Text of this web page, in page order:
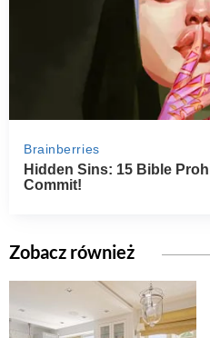
Zobacz również